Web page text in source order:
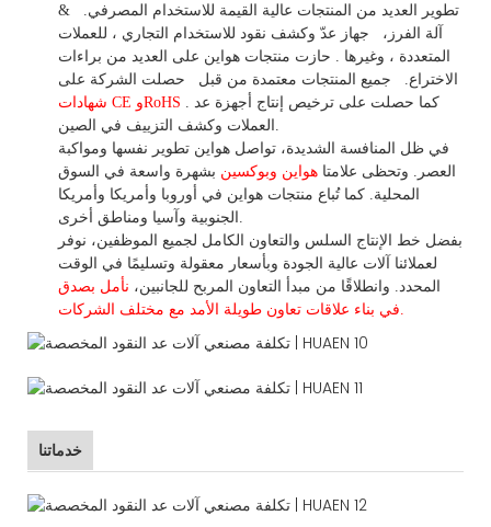
تطوير
العديد من المنتجات عالية القيمة للاستخدام المصرفي.
&
آلة الفرز،
جهاز عدّ وكشف نقود للاستخدام التجاري ، للعملات
المتعددة ، وغيرها
. حازت منتجات هواين على العديد من براءات
الاختراع.
جميع المنتجات معتمدة من قبل
حصلت الشركة على
شهادات CE وRoHS
في ظل المنافسة الشديدة، تواصل هواين تطوير نفسها ومواكبة
العصر. وتحظى علامتا هواين وبوكسين بشهرة واسعة في السوق
المحلية. كما تُباع منتجات هواين في أوروبا وأمريكا وأمريكا
بفضل خط الإنتاج السلس والتعاون الكامل لجميع الموظفين، نوفر
لعملائنا آلات عالية الجودة وبأسعار معقولة وتسليمًا في الوقت
المحدد. وانطلاقًا من مبدأ التعاون المربح للجانبين، نأمل بصدق
في بناء علاقات تعاون طويلة
خدماتنا